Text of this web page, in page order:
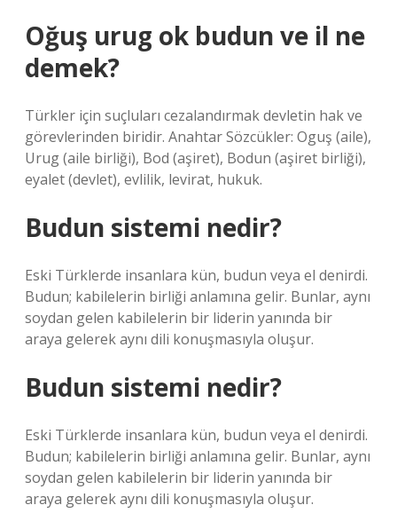
Oğuş urug ok budun ve il ne
demek?
Türkler için suçluları cezalandırmak devletin hak ve
görevlerinden biridir. Anahtar Sözcükler: Oguş (aile),
Urug (aile birliği), Bod (aşiret), Bodun (aşiret birliği),
eyalet (devlet), evlilik, levirat, hukuk.
Budun sistemi nedir?
Eski Türklerde insanlara kün, budun veya el denirdi.
Budun; kabilelerin birliği anlamına gelir. Bunlar, aynı
soydan gelen kabilelerin bir liderin yanında bir
araya gelerek aynı dili konuşmasıyla oluşur.
Budun sistemi nedir?
Eski Türklerde insanlara kün, budun veya el denirdi.
Budun; kabilelerin birliği anlamına gelir. Bunlar, aynı
soydan gelen kabilelerin bir liderin yanında bir
araya gelerek aynı dili konuşmasıyla oluşur.